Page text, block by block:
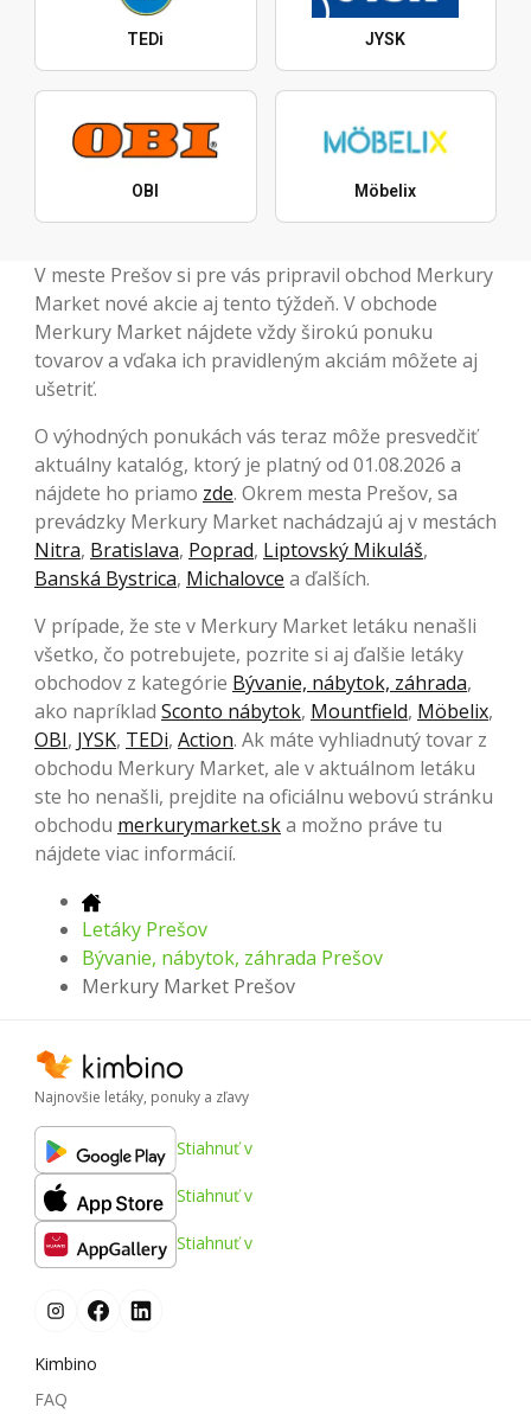
TEDi JYSK
OBI Möbelix
V meste Prešov si pre vás pripravil obchod Merkury
Market nové akcie aj tento týždeň. V obchode
Merkury Market nájdete vždy širokú ponuku
tovarov a vďaka ich pravidleným akciám môžete aj
ušetriť.
O výhodných ponukách vás teraz môže presvedčiť
aktuálny katalóg, ktorý je platný od 01.08.2026 a
nájdete ho priamo zde. Okrem mesta Prešov, sa
prevádzky Merkury Market nachádzajú aj v mestách
Nitra, Bratislava, Poprad, Liptovský Mikuláš,
Banská Bystrica, Michalovce a ďalších.
V prípade, že ste v Merkury Market letáku nenašli
všetko, čo potrebujete, pozrite si aj ďalšie letáky
obchodov z kategórie Bývanie, nábytok, záhrada,
ako napríklad Sconto nábytok, Mountfield, Möbelix,
OBI, JYSK, TEDi, Action. Ak máte vyhliadnutý tovar z
obchodu Merkury Market, ale v aktuálnom letáku
ste ho nenašli, prejdite na oficiálnu webovú stránku
obchodu merkurymarket.ska možno práve tu
nájdete viac informácií.
Letáky Prešov
Bývanie, nábytok, záhrada Prešov
Merkury Market Prešov
Najnovšie letáky, ponuky a zľavy
Stiahnuť v
Stiahnuť v
Stiahnuť v
Kimbino
FAQ